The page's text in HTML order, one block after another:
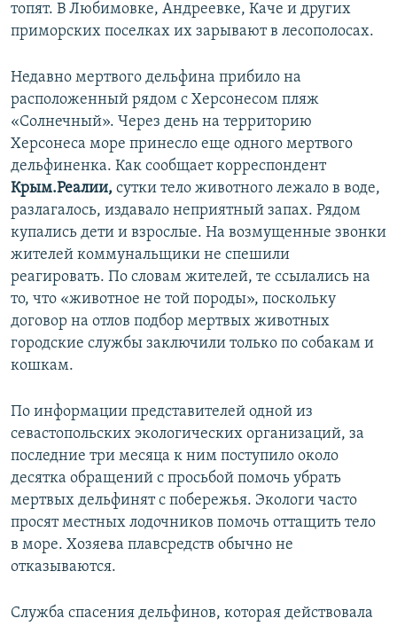
топят. В Любимовке, Андреевке, Каче и других
приморских поселках их зарывают в лесополосах.
Недавно мертвого дельфина прибило на
расположенный рядом с Херсонесом пляж
«Солнечный». Через день на территорию
Херсонеса море принесло еще одного мертвого
дельфиненка. Как сообщает корреспондент
Крым.Реалии, сутки тело животного лежало в воде,
разлагалось, издавало неприятный запах. Рядом
купались дети и взрослые. На возмущенные звонки
жителей коммунальщики не спешили
реагировать. По словам жителей, те ссылались на
то, что «животное не той породы», поскольку
договор на отлов подбор мертвых животных
городские службы заключили только по собакам и
кошкам.
По информации представителей одной из
севастопольских экологических организаций, за
последние три месяца к ним поступило около
десятка обращений с просьбой помочь убрать
мертвых дельфинят с побережья. Экологи часто
просят местных лодочников помочь оттащить тело
в море. Хозяева плавсредств обычно не
отказываются.
Служба спасения дельфинов, которая действовала